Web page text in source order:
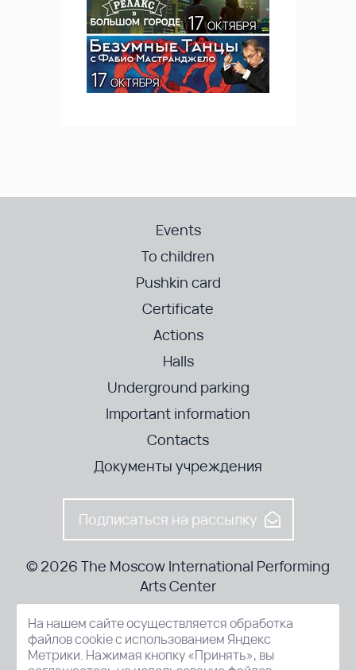
Events
To children
Pushkin card
Certificate
Actions
Halls
Underground parking
Important information
Contacts
Документы учреждения
Подписаться на рассылку
© 2026 The Moscow International Performing
Arts Center
52-8, Kosmodamianskaya nab., Moscow, 115054, Russia
На нашем сайте осуществляется обработка
файлов cookie с использованием Яндекс
Метрики. Нажимая кнопку «Принять», вы